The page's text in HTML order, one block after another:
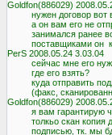
Goldfon(886029)
нужен договор
а он вам его не
занимался ранее
поставщиками он
PerS 2008.05.24 3.03.04
сейчас мне его
          где его взять?
куда отправить
(факс,
Goldfon(886029)
я вам
толкьо скан
подписью, тк.